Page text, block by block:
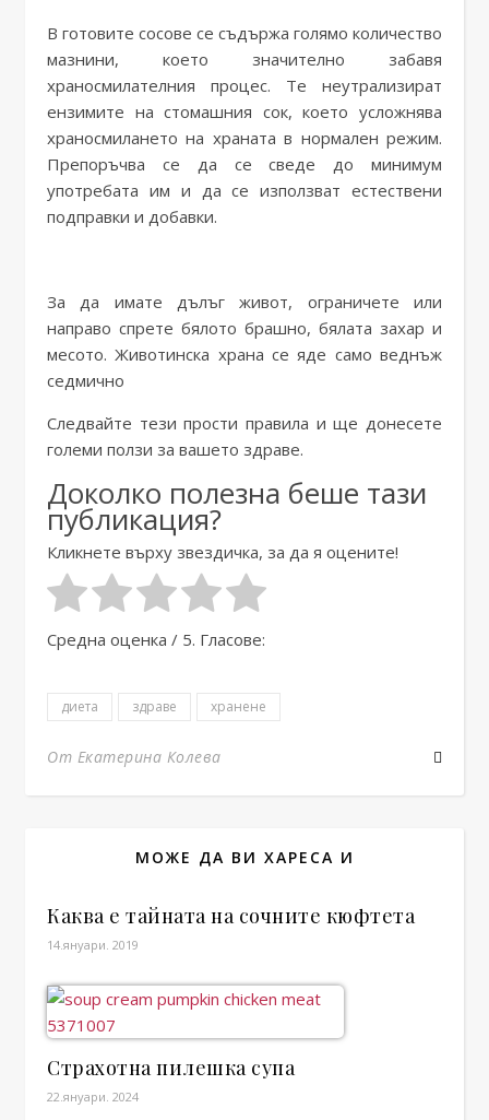
В готовите сосове се съдържа голямо количество
мазнини, което значително забавя
храносмилателния процес. Те неутрализират
ензимите на стомашния сок, което усложнява
храносмилането на храната в нормален режим.
Препоръчва се да се сведе до минимум
употребата им и да се използват естествени
подправки и добавки.
За да имате дълъг живот, ограничете или
направо спрете бялото брашно, бялата захар и
месото. Животинска храна се яде само веднъж
седмично
Следвайте тези прости правила и ще донесете
големи ползи за вашето здраве.
Доколко полезна беше тази
публикация?
Кликнете върху звездичка, за да я оцените!
Средна оценка / 5. Гласове:
диета здраве хранене
От Екатерина Колева
МОЖЕ ДА ВИ ХАРЕСА И
Каква е тайната на сочните кюфтета
14.януари. 2019
Страхотна пилешка супа
22.януари. 2024